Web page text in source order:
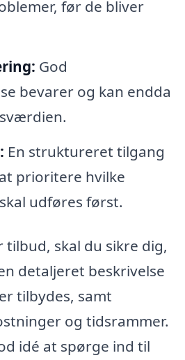
før de bliver
God
bevarer og kan endda
En struktureret tilgang
prioritere hvilke
udføres først.
skal du sikre dig,
detaljeret beskrivelse
tilbydes, samt
og tidsrammer.
idé at spørge ind til